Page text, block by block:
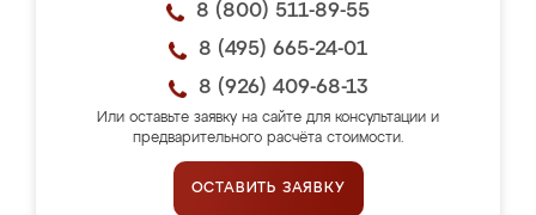
8 (800) 511-89-55
8 (495) 665-24-01
8 (926) 409-68-13
Или оставьте заявку на сайте для консультации и
предварительного расчёта стоимости.
ОСТАВИТЬ ЗАЯВКУ